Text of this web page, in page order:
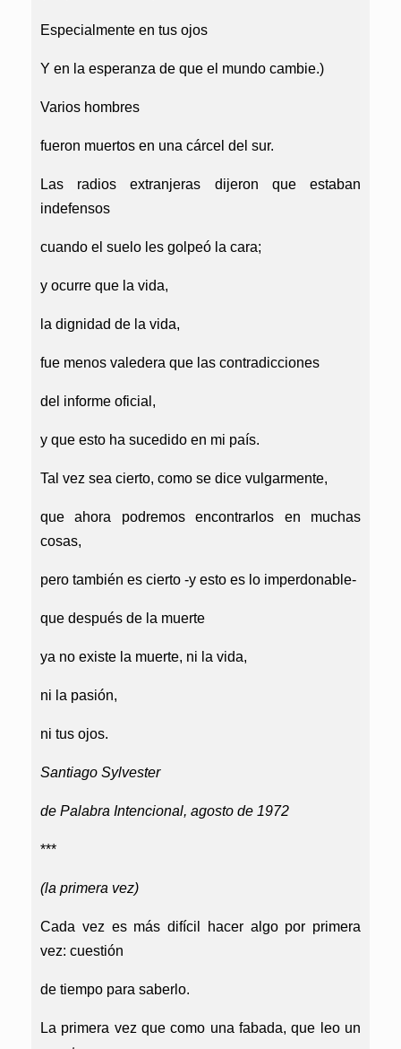
Especialmente en tus ojos
Y en la esperanza de que el mundo cambie.)
Varios hombres
fueron muertos en una cárcel del sur.
Las radios extranjeras dijeron que estaban
indefensos
cuando el suelo les golpeó la cara;
y ocurre que la vida,
la dignidad de la vida,
fue menos valedera que las contradicciones
del informe oficial,
y que esto ha sucedido en mi país.
Tal vez sea cierto, como se dice vulgarmente,
que ahora podremos encontrarlos en muchas
cosas,
pero también es cierto -y esto es lo imperdonable-
que después de la muerte
ya no existe la muerte, ni la vida,
ni la pasión,
ni tus ojos.
Santiago Sylvester
de Palabra Intencional, agosto de 1972
***
(la primera vez)
Cada vez es más difícil hacer algo por primera
vez: cuestión
de tiempo para saberlo.
La primera vez que como una fabada, que leo un